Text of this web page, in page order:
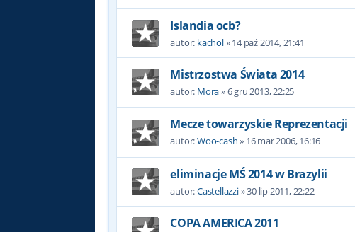
Islandia ocb?
autor: kachol»14 paź 2014, 21:41
Mistrzostwa Świata 2014
autor: Mora»6 gru 2013, 22:25
Mecze towarzyskie Reprezentacji
autor:Woo-cash» 16 mar 2006, 16:16
eliminacje MŚ 2014 w Brazylii
autor:Castellazzi»30 lip 2011, 22:22
COPA AMERICA 2011